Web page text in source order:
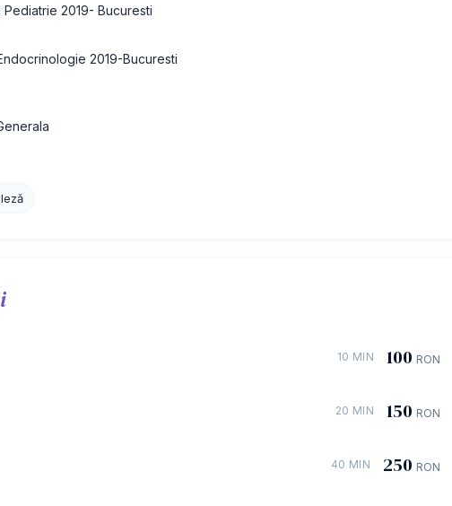
2019- Bucuresti
2019-Bucuresti
10 MIN 100 RON
20 MIN 150 RON
40 MIN 250 RON